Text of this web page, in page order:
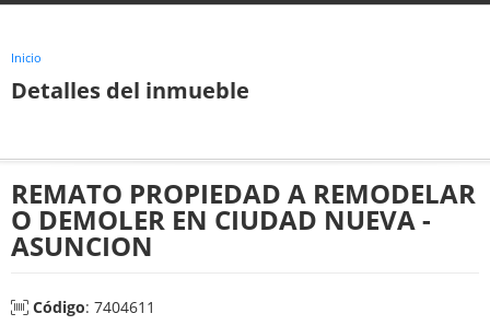
Inicio
Detalles del inmueble
REMATO PROPIEDAD A REMODELAR
O DEMOLER EN CIUDAD NUEVA -
ASUNCION
Código: 7404611